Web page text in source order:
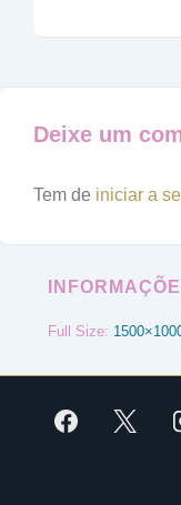
Deixe um
Tem de iniciar a
Full Size: